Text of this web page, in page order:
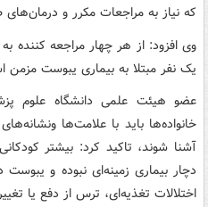
که نیاز به مراجعات مکرر و درمان‌های
وی افزود: از هر چهار مراجعه
یک نفر مبتلا به بیماری یبوست مزمن
عضو هیئت علمی دانشگاه علوم
خانواده‌ها باید با علامت‌ها
آشنا شوند، تاکید کرد: بیشتر
دچار بیماری زمینه‌ای نبوده و
اختلالات تغذیه‌ای، ترس از دفع یا